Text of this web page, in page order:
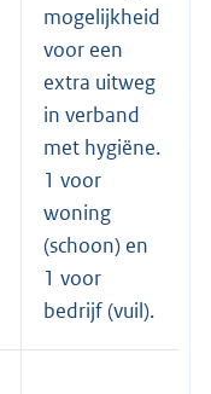
mogelijkheid
voor een
extra uitweg
in verband
met hygiëne.
1 voor
woning
(schoon) en
1 voor
bedrijf (vuil).